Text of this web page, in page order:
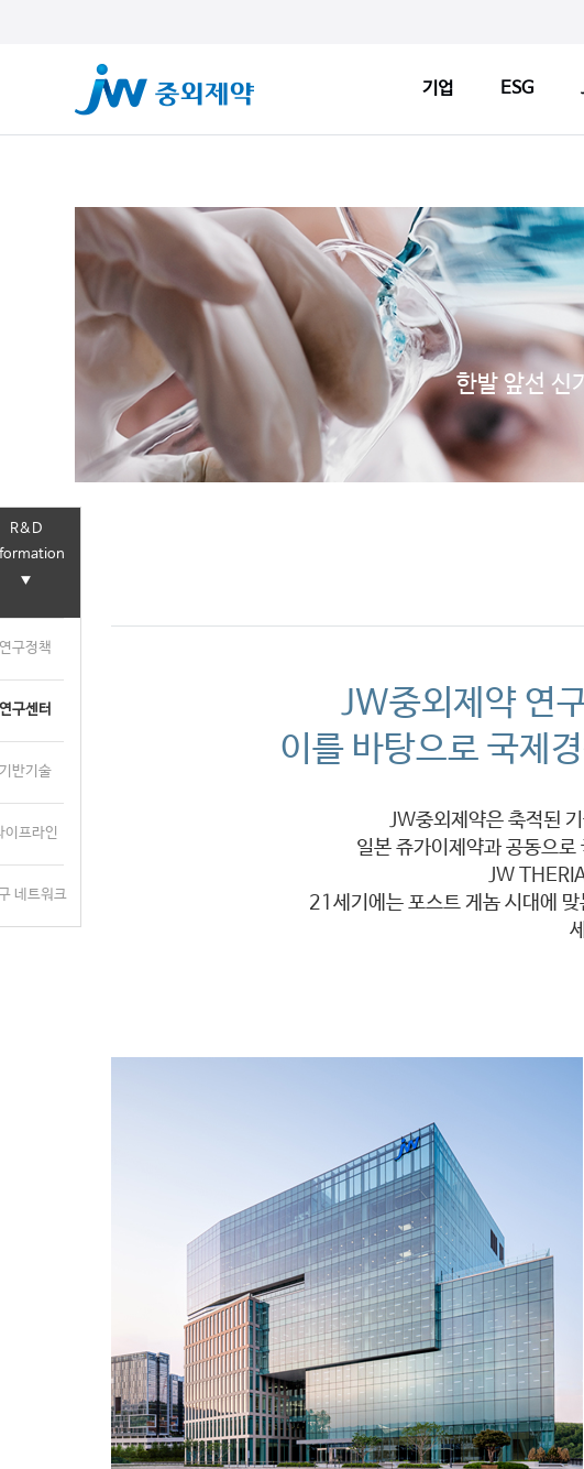
기업 ESG
인사말
회사소개
창업정신
JW Promise
JW WAY
연혁
환경적 지속가능성
사회적 지속가능성
지배구조
JW Now
Health&Tech
JW Brand
ESG News
한발 앞선 신
JW중외제약 연
이를 바탕으로 국제
JW중외제약은 축적된
일본 쥬가이제약과 공동으
JW
21세기에는 포스트 게놈 시대에
R&D
▼
연구정책
연구센터
기반기술
이프라인
네트워크